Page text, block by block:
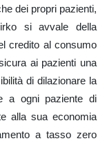
dei propri pazienti,
si avvale della
credito al consumo
ai pazienti una
di dilazionare la
a ogni paziente di
alla sua economia
a tasso zero